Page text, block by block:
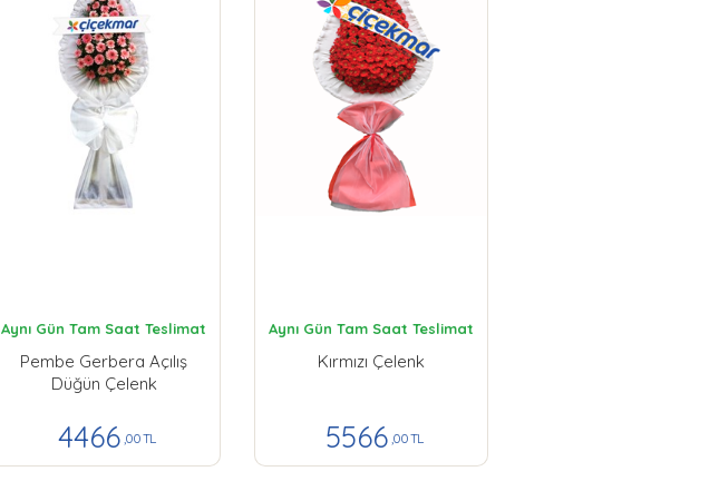
Aynı Gün Tam Saat Teslimat
Pembe Gerbera Açılış
Düğün Çelenk
4466 ,00 TL
Aynı Gün Tam Saat Teslimat
Kırmızı Çelenk
5566 ,00 TL